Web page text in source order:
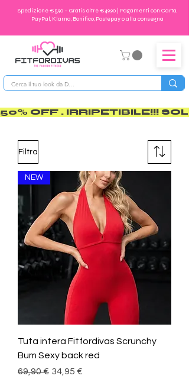
Spedizione €5,90 – Gratis oltre €49,90 | Pagamenti con Carta,
PayPal, Klarna, Bonifico, Postepay o alla consegna
50% OFF . IRRIPETIBILE!!!
Filtra
NEW
Tuta intera Fitfordivas Scrunchy
Bum Sexy back red
Prezzo regolare
69,90 € Prezzo scontato
34,95 €